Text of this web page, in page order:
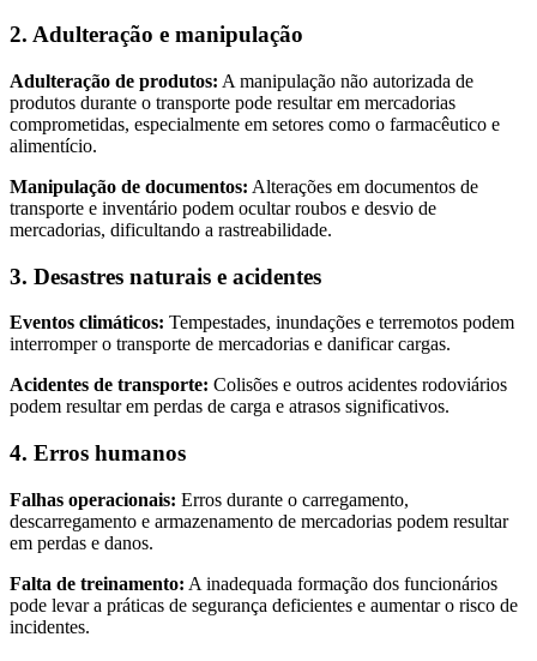
2. Adulteração e manipulação
Adulteração de produtos: A manipulação não autorizada de
produtos durante o transporte pode resultar em mercadorias
comprometidas, especialmente em setores como o farmacêutico e
alimentício.
Manipulação de documentos: Alterações em documentos de
transporte e inventário podem ocultar roubos e desvio de
mercadorias, dificultando a rastreabilidade.
3. Desastres naturais e acidentes
Eventos climáticos: Tempestades, inundações e terremotos podem
interromper o transporte de mercadorias e danificar cargas.
Acidentes de transporte: Colisões e outros acidentes rodoviários
podem resultar em perdas de carga e atrasos significativos.
4. Erros humanos
Falhas operacionais: Erros durante o carregamento,
descarregamento e armazenamento de mercadorias podem resultar
em perdas e danos.
Falta de treinamento: A inadequada formação dos funcionários
pode levar a práticas de segurança deficientes e aumentar o risco de
incidentes.